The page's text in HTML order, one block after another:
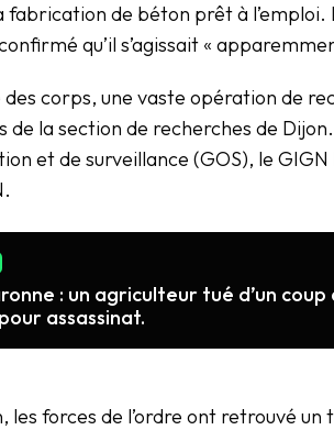
fabrication de béton prêt à
qu’il s’agissait «
corps, une vaste opération de
de la section de recherches de
et de surveillance (GOS), le
: un agriculteur tué d’un coup
assassinat.
les forces de l’ordre ont retrouvé un